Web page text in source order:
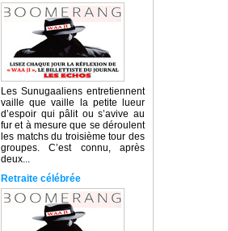
Les Sunugaaliens entretiennent
vaille que vaille la petite lueur
d’espoir qui pâlit ou s’avive au
fur et à mesure que se déroulent
les matchs du troisième tour des
groupes. C’est connu, après
deux...
Retraite célébrée